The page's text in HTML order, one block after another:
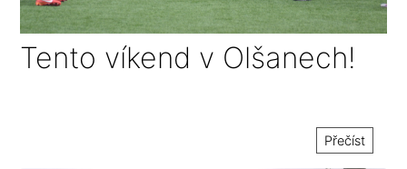
Tento víkend v Olšanech!
Přečíst